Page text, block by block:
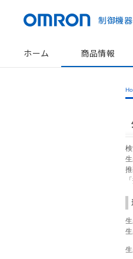
制御機器
ホーム 商品情報